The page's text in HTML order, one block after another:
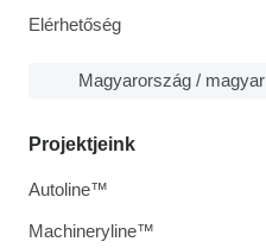
Elérhetőség
Magyarország / magyar
Projektjeink
Autoline™
Machineryline™